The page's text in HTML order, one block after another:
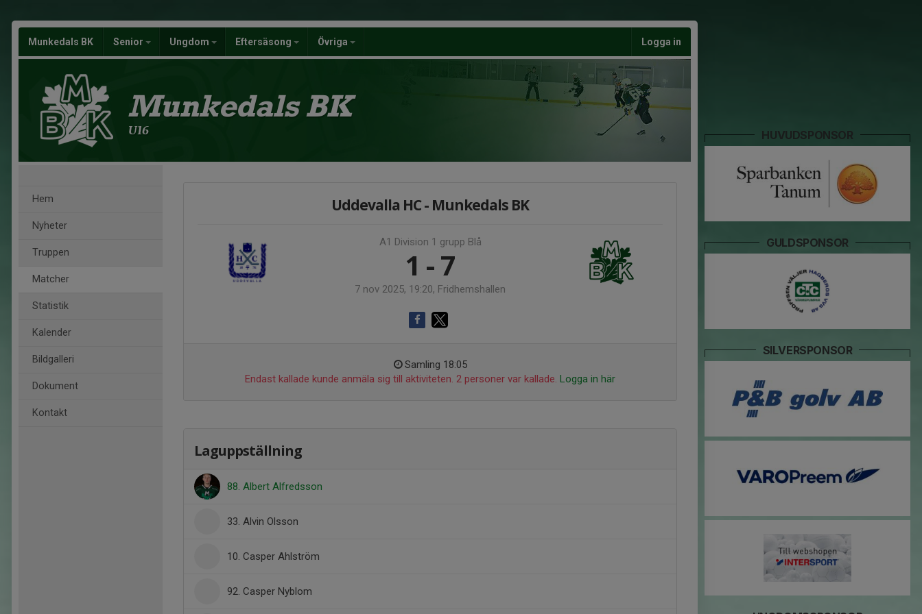
Munkedals BK Senior Ungdom Eftersäsong Övriga Logga in
Munkedals BK
U16
Hem
Nyheter
Truppen
Matcher
Statistik
Kalender
Bildgalleri
Dokument
Kontakt
Uddevalla HC - Munkedals BK
A1 Division 1 grupp Blå
1 - 7
7 nov 2025, 19:20, Fridhemshallen
Samling 18:05
Endast kallade kunde anmäla sig till aktiviteten. 2 personer var kallade. Logga in här
Laguppställning
88. Albert Alfredsson
33. Alvin Olsson
10. Casper Ahlström
92. Casper Nyblom
HUVUDSPONSOR
GULDSPONSOR
SILVERSPONSOR